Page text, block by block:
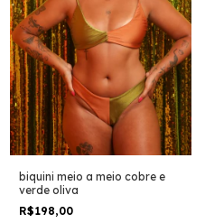
biquini meio a meio cobre e
verde oliva
R$198,00